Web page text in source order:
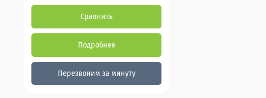
Сравнить
Подробнее
Перезвоним за минуту